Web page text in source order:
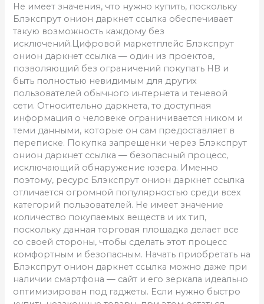
Не имеет значения, что нужно купить, поскольку
Блэкспрут онион даркнет ссылка обеспечивает
такую возможность каждому без
исключений.Цифровой маркетплейс Блэкспрут
онион даркнет ссылка — один из проектов,
позволяющий без ограничений покупать НВ и
быть полностью невидимым для других
пользователей обычного интернета и теневой
сети. Относительно даркнета, то доступная
информация о человеке ограничивается ником и
теми данными, которые он сам предоставляет в
переписке. Покупка запрещенки через Блэкспрут
онион даркнет ссылка — безопасный процесс,
исключающий обнаружение юзера. Именно
поэтому, ресурс Блэкспрут онион даркнет ссылка
отличается огромной популярностью среди всех
категорий пользователей. Не имеет значение
количество покупаемых веществ и их тип,
поскольку данная торговая площадка делает все
со своей стороны, чтобы сделать этот процесс
комфортным и безопасным. Начать приобретать на
Блэкспрут онион даркнет ссылка можно даже при
наличии смартфона — сайт и его зеркала идеально
оптимизирован под гаджеты. Если нужно быстро